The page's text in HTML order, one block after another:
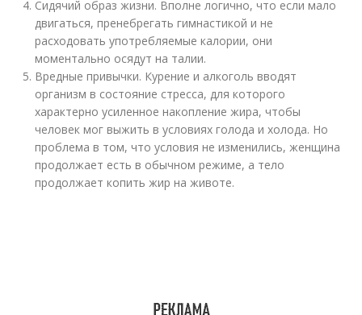
Сидячий образ жизни. Вполне логично, что если мало
двигаться, пренебрегать гимнастикой и не
расходовать употребляемые калории, они
моментально осядут на талии.
Вредные привычки. Курение и алкоголь вводят
организм в состояние стресса, для которого
характерно усиленное накопление жира, чтобы
человек мог выжить в условиях голода и холода. Но
проблема в том, что условия не изменились, женщина
продолжает есть в обычном режиме, а тело
продолжает копить жир на животе.